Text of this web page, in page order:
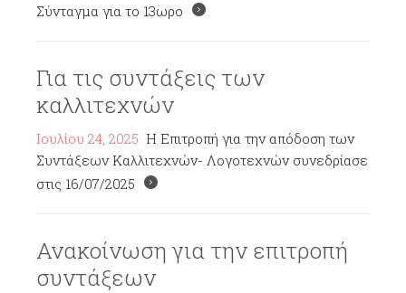
Σύνταγμα για το 13ωρο
Για τις συντάξεις των
καλλιτεχνών
Ιουλίου 24, 2025 Η Επιτροπή για την απόδοση των
Συντάξεων Καλλιτεχνών- Λογοτεχνών συνεδρίασε
στις 16/07/2025
Ανακοίνωση για την επιτροπή
συντάξεων